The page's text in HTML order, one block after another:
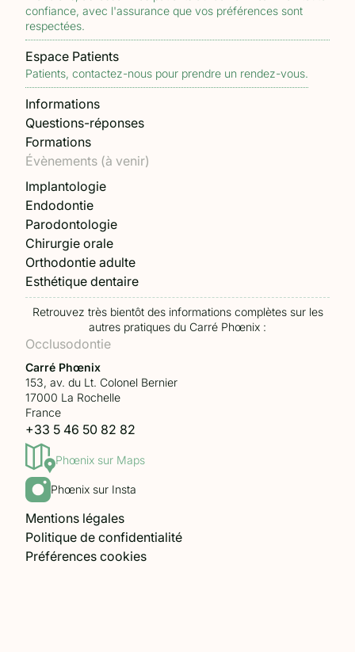
Participant 5
confiance, avec l'assurance que vos préférences sont
respectées.
Espace Patients
Patients, contactez-nous pour prendre un rendez-vous.
Informations
Questions-réponses
Formations
Évènements (à venir)
Implantologie
Endodontie
Parodontologie
Chirurgie orale
Orthodontie adulte
Esthétique dentaire
Retrouvez très bientôt des informations complètes sur les
autres pratiques du Carré Phœnix :
Occlusodontie
Carré Phœnix
153, av. du Lt. Colonel Bernier
17000 La Rochelle
France
+33 5 46 50 82 82
Phœnix sur Maps
Phœnix sur Insta
Mentions légales
Politique de confidentialité
Préférences cookies